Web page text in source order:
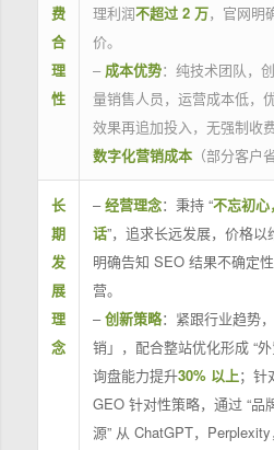
费
合
理
性
理利润不超过 2 万，官网明
价。
– 成本优势：纯技术团队，
量销售人员，运营成本低，
效果再追加投入，无强制收
数字化营销成本（部分客户
长
期
发
展
理
念
–经营理念：秉持 “不忘初心
话”，追求长远发展，价格以
明确告知 SEO 结果不确定
营。
–创新策略：紧跟行业趋势
销」，配合整站优化形成 “
询盘能力提升30% 以上；针
GEO 针对性策略，通过 “品
源” 从 ChatGPT，